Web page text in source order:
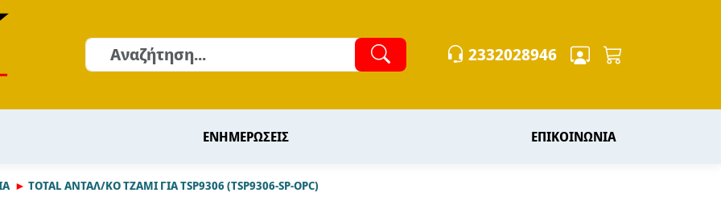
2332028946
ΕΝΗΜΕΡΩΣΕΙΣ ΕΠΙΚΟΙΝΩΝΙΑ
TOTAL ΑΝΤΑΛ/ΚΟ ΤΖΑΜΙ ΓΙΑ TSP9306 (TSP9306-SP-OPC)